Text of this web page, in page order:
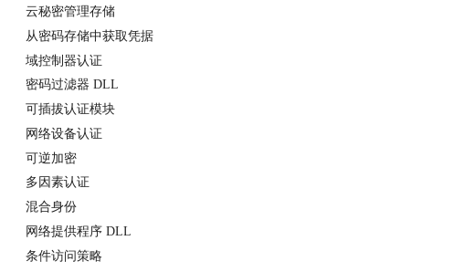
云秘密管理存储
从密码存储中获取凭据
域控制器认证
密码过滤器 DLL
可插拔认证模块
网络设备认证
可逆加密
多因素认证
混合身份
网络提供程序 DLL
条件访问策略